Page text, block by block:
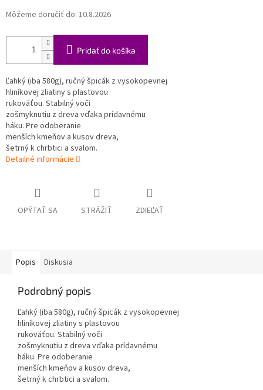
Môžeme doručiť do: 10.8.2026
Pridať do košíka
Ľahký (iba 580g), ručný špicák z vysokopevnej
hliníkovej zliatiny s plastovou
rukoväťou. Stabilný voči
zošmyknutiu z dreva vďaka prídavnému
háku. Pre odoberanie
menších kmeňov a kusov dreva,
šetrný k chrbtici a svalom.
Detailné informácie
OPÝTAŤ SA STRÁŽIŤ ZDIEĽAŤ
Popis Diskusia
Podrobný popis
Ľahký (iba 580g), ručný špicák z vysokopevnej
hliníkovej zliatiny s plastovou
rukoväťou. Stabilný voči
zošmyknutiu z dreva vďaka prídavnému
háku. Pre odoberanie
menších kmeňov a kusov dreva,
šetrný k chrbtici a svalom.